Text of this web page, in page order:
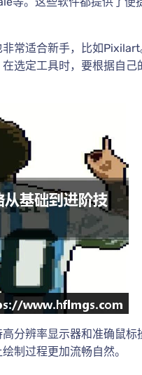
常适合新手，比如
选定工具时，要根据自己
分辨率显示器和准确鼠标
制过程更加流畅自然。